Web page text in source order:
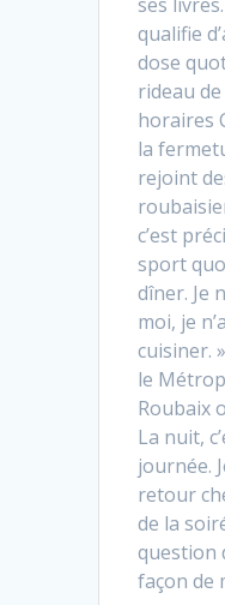
qualifie
dose
rideau de
horaires
la
rejoint
c’est
sport
dîner. Je
moi, je
cuisiner.
le
Roubaix
La nuit,
journée.
retour
de la
question
façon de